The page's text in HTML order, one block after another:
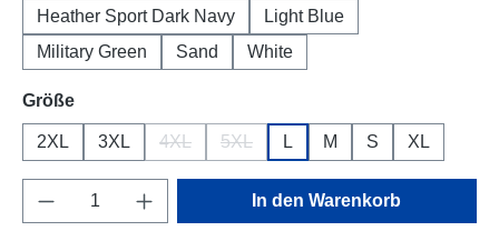
Heather Sport Dark Navy
Light Blue
Military Green
Sand White
Größeauswählen
2XL 3XL 4XL
(Diese Option ist zurzeit nicht verfügbar.)
5XL
(Diese Option ist zurzeit nicht
L M S XL
Produkt Anzahl: Gib den gewünschten
In den Warenkorb